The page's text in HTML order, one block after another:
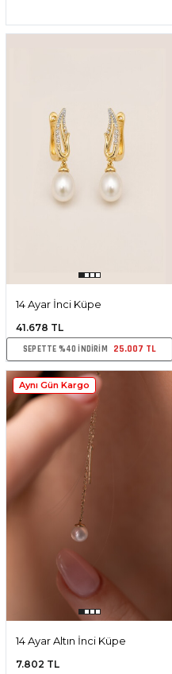
14 Ayar İnci Küpe
41.678 TL
SEPETTE %40 INDIRIM 25.007 TL
Aynı Gün Kargo
14 Ayar Altın İnci Küpe
7.802 TL